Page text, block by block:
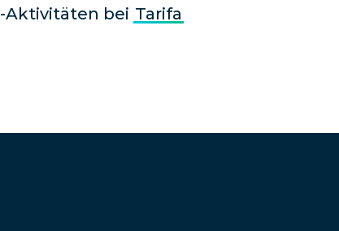
-Aktivitäten bei Tarifa